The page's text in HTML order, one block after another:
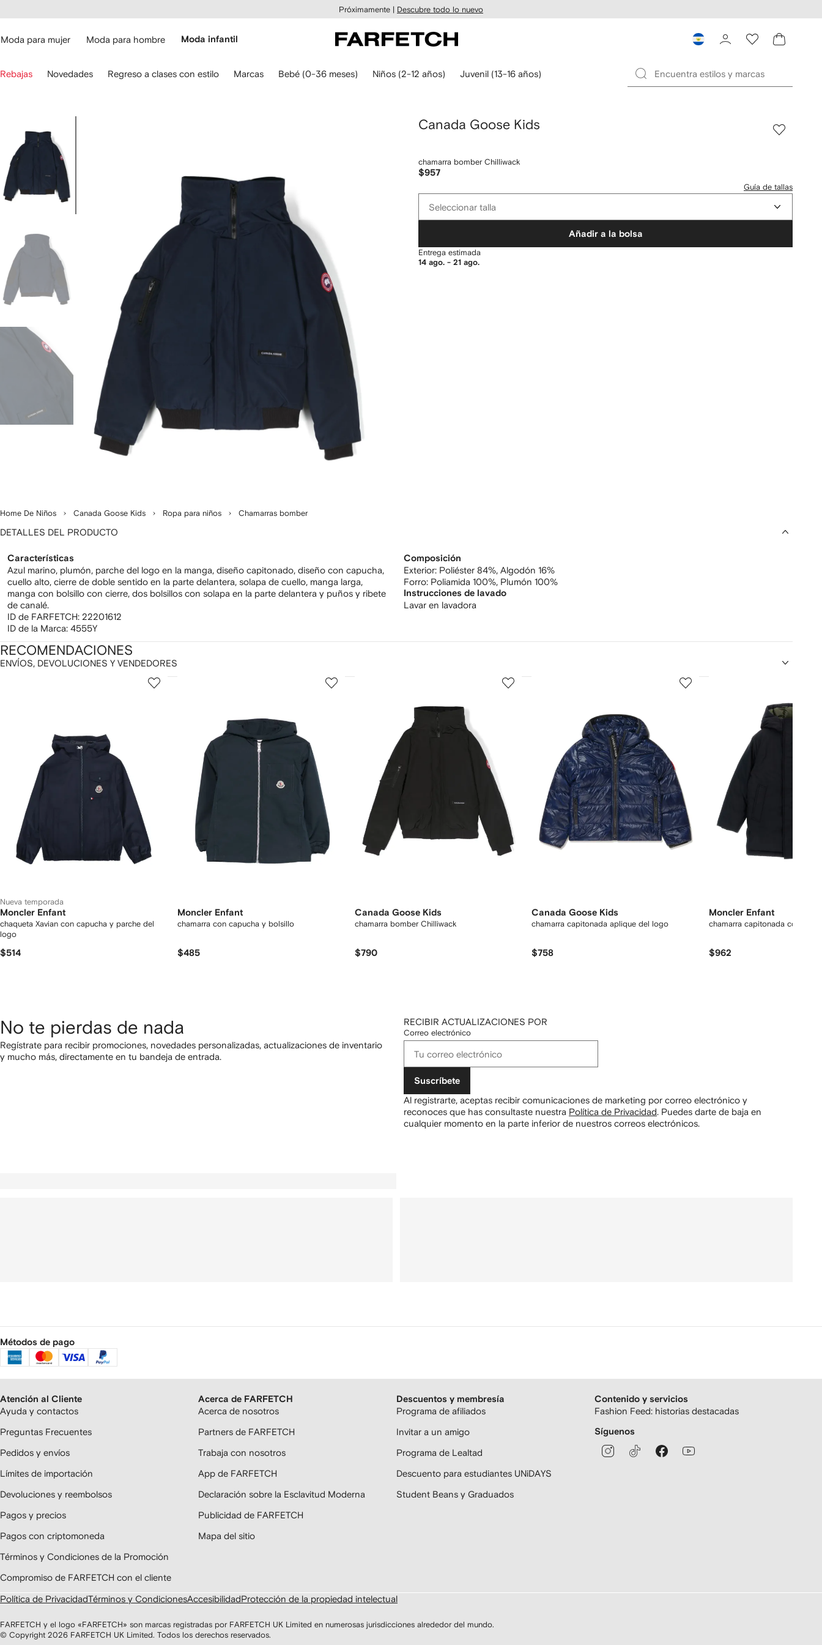
Próximamente | Descubre todo lo nuevo
Moda para mujer Moda para hombre Moda infantil
Rebajas Novedades Regreso a clases con estilo Marcas Bebé (0-36 meses) Niños (2-12 años) Juvenil (13-16 años)
Home De Niños Canada Goose Kids Ropa para niños Chamarras bomber
Canada Goose Kids
chamarra bomber Chilliwack
$957
Guía de tallas
tallaSeleccionar talla
Añadir a la bolsa
Entrega estimada
14 ago. - 21 ago.
DETALLES DEL PRODUCTO
Características
Azul marino, plumón, parche del logo en la manga, diseño capitonado, diseño con capucha,
cuello alto, cierre de doble sentido en la parte delantera, solapa de cuello, manga larga,
manga con bolsillo con cierre, dos bolsillos con solapa en la parte delantera y puños y ribete
de canalé.
ID de FARFETCH: 22201612
ID de la Marca: 4555Y
Composición
Exterior: Poliéster 84%, Algodón 16%
Forro: Poliamida 100%, Plumón 100%
Instrucciones de lavado
Lavar en lavadora
ENVÍOS, DEVOLUCIONES Y VENDEDORES
RECOMENDACIONES
Nueva temporada
Moncler Enfant
chaqueta Xavian con capucha y parche del
logo
$514
2
Moncler Enfant
chamarra con capucha y bolsillo
$485
3
Canada Goose Kids
chamarra bomber Chilliwack
$790
4
Canada Goose Kids
chamarra capitonada aplique del logo
$758
5
Moncler Enfant
chamarra capitonada con
$962
No te pierdas de nada
Regístrate para recibir promociones, novedades personalizadas, actualizaciones de inventario
y mucho más, directamente en tu bandeja de entrada.
RECIBIR ACTUALIZACIONES POR
Correo electrónico
Suscríbete
Al registrarte, aceptas recibir comunicaciones de marketing por correo electrónico y
reconoces que has consultaste nuestra Política de Privacidad. Puedes darte de baja en
cualquier momento en la parte inferior de nuestros correos electrónicos.
Métodos de pago
Atención al Cliente
Ayuda y contactos
Preguntas Frecuentes
Pedidos y envíos
Límites de importación
Devoluciones y reembolsos
Pagos y precios
Pagos con criptomoneda
Términos y Condiciones de la Promoción
Compromiso de FARFETCH con el cliente
Acerca de FARFETCH
Acerca de nosotros
Partners de FARFETCH
Trabaja con nosotros
App de FARFETCH
Declaración sobre la Esclavitud Moderna
Publicidad de FARFETCH
Mapa del sitio
Descuentos y membresía
Programa de afiliados
Invitar a un amigo
Programa de Lealtad
Descuento para estudiantes UNiDAYS
Student Beans y Graduados
Contenido y servicios
Fashion Feed: historias destacadas
Síguenos
Política de PrivacidadTérminos y CondicionesAccesibilidadProtección de la propiedad intelectual
FARFETCH y el logo «FARFETCH» son marcas registradas por FARFETCH UK Limited en numerosas jurisdicciones alrededor del mundo.
© Copyright 2026 FARFETCH UK Limited. Todos los derechos reservados.